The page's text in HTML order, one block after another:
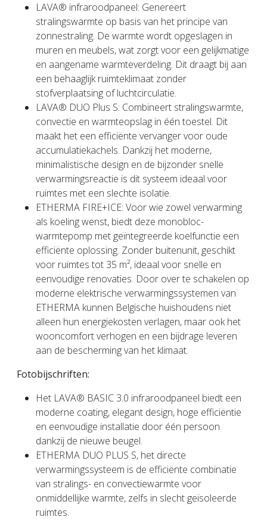
LAVA® infraroodpaneel: Genereert
stralingswarmte op basis van het principe van
zonnestraling. De warmte wordt opgeslagen in
muren en meubels, wat zorgt voor een gelijkmatige
en aangename warmteverdeling. Dit draagt bij aan
een behaaglijk ruimteklimaat zonder
stofverplaatsing of luchtcirculatie.
LAVA® DUO Plus S: Combineert stralingswarmte,
convectie en warmteopslag in één toestel. Dit
maakt het een efficiënte vervanger voor oude
accumulatiekachels. Dankzij het moderne,
minimalistische design en de bijzonder snelle
verwarmingsreactie is dit systeem ideaal voor
ruimtes met een slechte isolatie.
ETHERMA FIRE+ICE: Voor wie zowel verwarming
als koeling wenst, biedt deze monobloc-
warmtepomp met geïntegreerde koelfunctie een
efficiënte oplossing. Zonder buitenunit, geschikt
voor ruimtes tot 35 m², ideaal voor snelle en
eenvoudige renovaties. Door over te schakelen op
moderne elektrische verwarmingssystemen van
ETHERMA kunnen Belgische huishoudens niet
alleen hun energiekosten verlagen, maar ook het
wooncomfort verhogen en een bijdrage leveren
aan de bescherming van het klimaat.
Fotobijschriften:
Het LAVA® BASIC 3.0 infraroodpaneel biedt een
moderne coating, elegant design, hoge efficiëntie
en eenvoudige installatie door één persoon
dankzij de nieuwe beugel.
ETHERMA DUO PLUS S, het directe
verwarmingssysteem is de efficiënte combinatie
van stralings- en convectiewarmte voor
onmiddellijke warmte, zelfs in slecht geïsoleerde
ruimtes.